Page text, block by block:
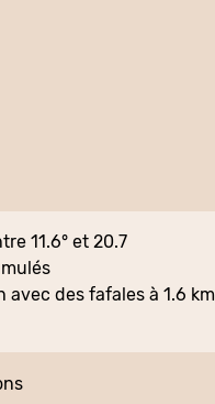
11.6° et 20.7
avec des fafales à 1.6